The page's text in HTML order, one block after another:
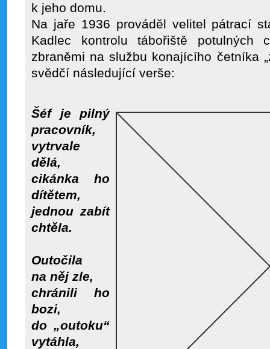
k jeho domu.
Na jaře 1936 prováděl velitel pátrací
Kadlec kontrolu tábořiště
zbraněmi na službu konajícího četníka
svědčí následující verše:
Šéf je pilný
pracovník,
vytrvale
dělá,
cikánka ho
dítětem,
jednou zabít
chtěla.
Outočila
na něj zle,
chránili ho
bozi,
do „outoku“
vytáhla,